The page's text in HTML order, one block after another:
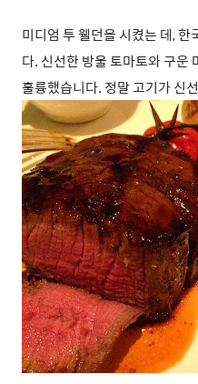
미디엄 투 웰던을 시켰는 데,
다. 신선한 방울 토마토와 구운
훌륭했습니다. 정말 고기가 신